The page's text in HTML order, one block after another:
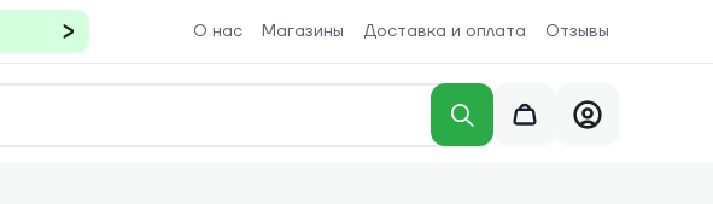
О нас Магазины Доставка и оплата Отзывы